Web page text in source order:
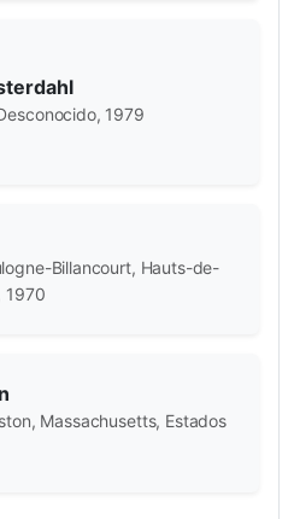
1979
Billancourt, Hauts-de-
1970
Massachusetts, Estados